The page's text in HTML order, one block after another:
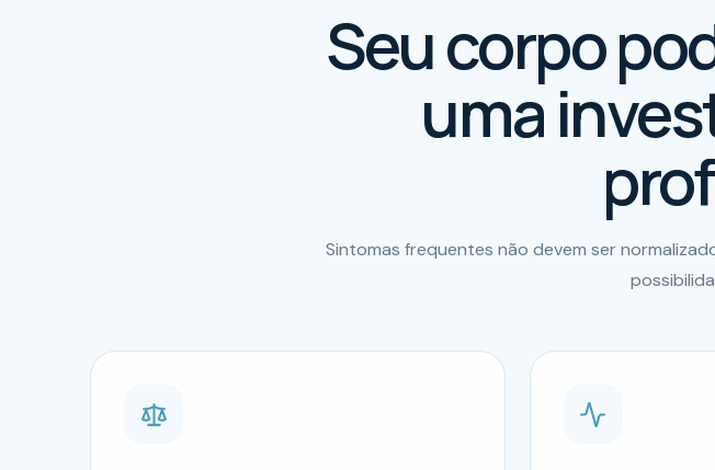
Seu corpo
uma
Sintomas frequentes não devem ser